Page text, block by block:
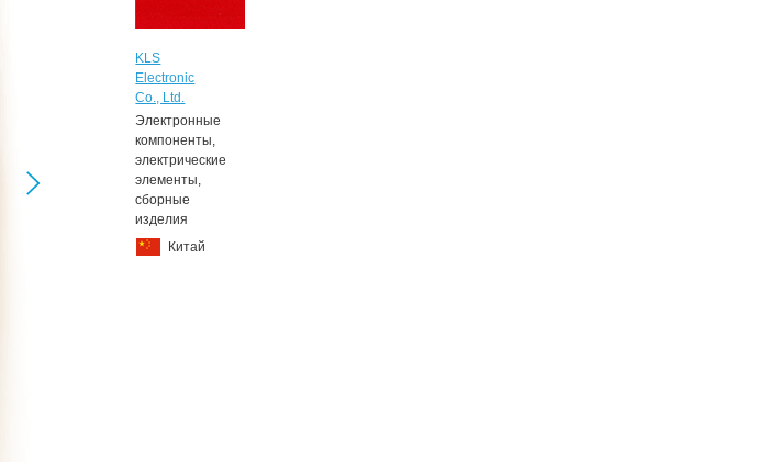
KLS
Electronic
Co., Ltd.
Электронные
компоненты,
электрические
элементы,
сборные
изделия
Китай